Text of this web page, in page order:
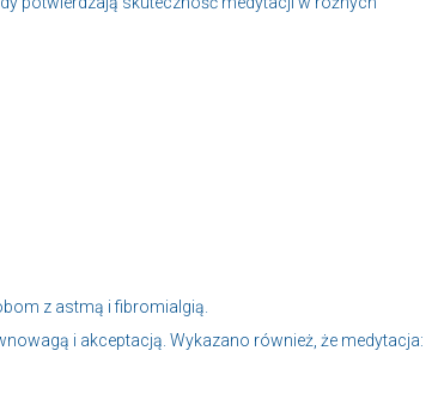
z astmą i fibromialgią.
i akceptacją. Wykazano również, że medytacja: